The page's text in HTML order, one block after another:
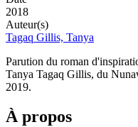
2018
Auteur(s)
Tagaq Gillis, Tanya
Parution du roman
Tanya Tagaq Gillis, du
2019.
À propos